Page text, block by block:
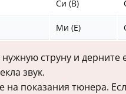
Си (B)
Ми (E)
струну и дерните
звук.
на показания тюнера.